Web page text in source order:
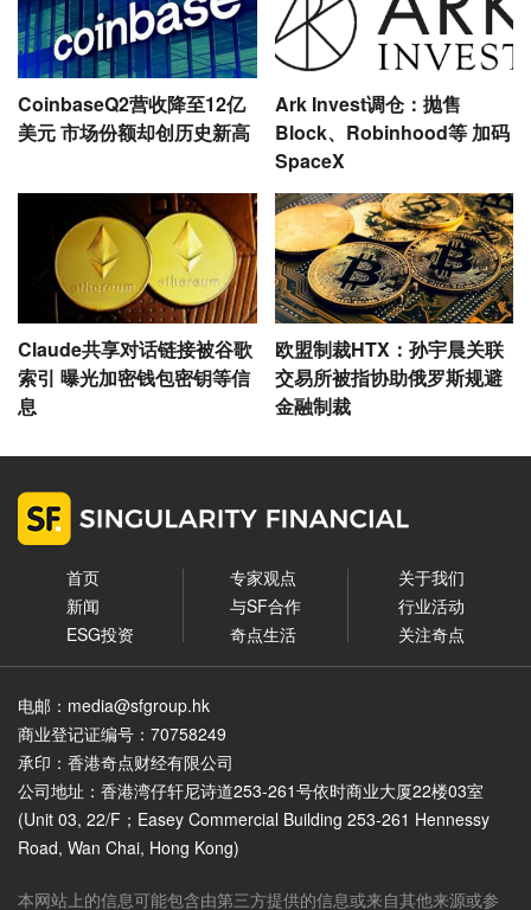
CoinbaseQ2营收降至12亿
美元 市场份额却创历史新高
Ark Invest调仓：抛售
Block、Robinhood等 加码
SpaceX
Claude共享对话链接被谷歌
索引 曝光加密钱包密钥等信
息
欧盟制裁HTX：孙宇晨关联
交易所被指协助俄罗斯规避
金融制裁
首页
新闻
ESG投资
专家观点
与SF合作
奇点生活
关于我们
行业活动
关注奇点
电邮：media@sfgroup.hk
商业登记证编号：70758249
承印：香港奇点财经有限公司
公司地址：香港湾仔轩尼诗道253-261号依时商业大厦22楼03室
(Unit 03, 22/F；Easey Commercial Building 253-261 Hennessy
Road, Wan Chai, Hong Kong)
本网站上的信息可能包含由第三方提供的信息或来自其他来源或参